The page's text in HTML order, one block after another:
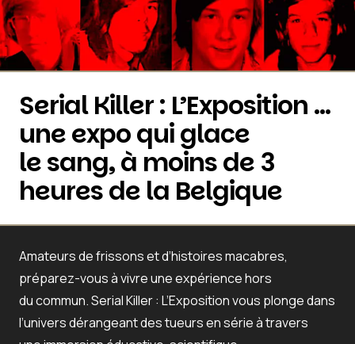
Serial Killer : L’Exposition …
une expo qui glace
le sang, à moins de 3
heures de la Belgique
Amateurs de frissons et d’histoires macabres,
préparez-vous à vivre une expérience hors
du commun.Serial Killer : L’Expositionvous plonge dans
l’univers dérangeant des tueurs en série à travers